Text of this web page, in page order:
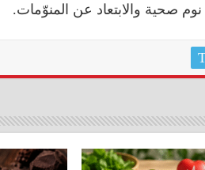
صحية والابتعاد عن المنوّمات.